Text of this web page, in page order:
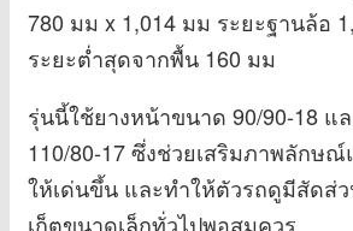
780 มม x 1,014 มม ระยะฐานล้อ
ระยะต่ำสุดจากพื้น 160 มม
รุ่นนี้ใช้ยางหน้าขนาด 90/90-18 แ
110/80-17 ซึ่งช่วยเสริมภาพลักษ
ให้เด่นขึ้น และทำให้ตัวรถดูมีสัดส่ว
เก็ตขนาดเล็กทั่วไปพอสมควร